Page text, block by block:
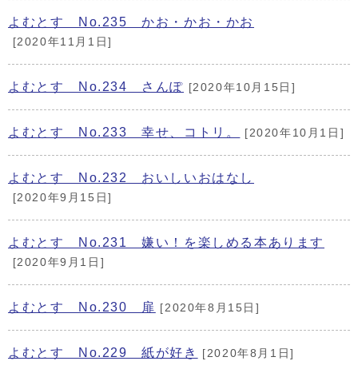
よむとす No.235 かお・かお・かお
[2020年11月1日]
よむとす No.234 さんぽ [2020年10月15日]
よむとす No.233 幸せ、コトリ。 [2020年10月1日]
よむとす No.232 おいしいおはなし
[2020年9月15日]
よむとす No.231 嫌い！を楽しめる本あります
[2020年9月1日]
よむとす No.230 扉 [2020年8月15日]
よむとす No.229 紙が好き [2020年8月1日]